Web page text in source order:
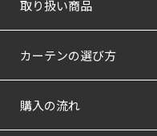
取り扱い商品
カーテンの選び方
購入の流れ